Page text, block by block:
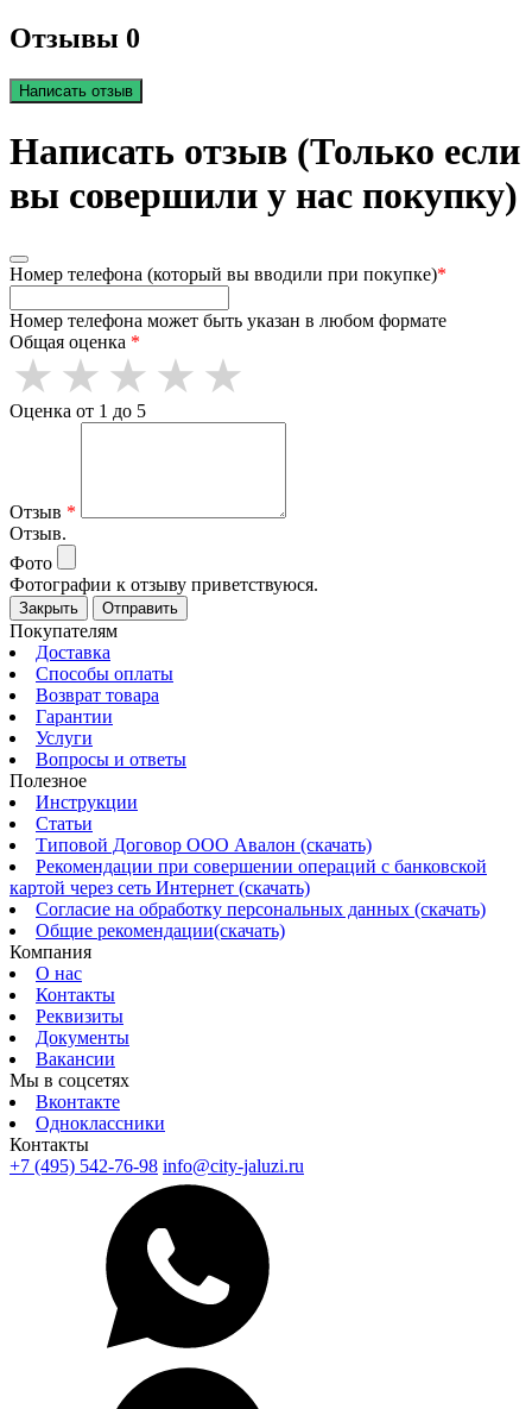
Отзывы 0
Написать отзыв
Написать отзыв (Только если
вы совершили у нас покупку)
Номер телефона (который вы вводили при покупке)*
Номер телефона может быть указан в любом формате
Общая оценка *
Оценка от 1 до 5
Отзыв *
Отзыв.
Фото
Фотографии к отзыву приветствуюся.
Закрыть Отправить
Покупателям
Доставка
Способы оплаты
Возврат товара
Гарантии
Услуги
Вопросы и ответы
Полезное
Инструкции
Статьи
Типовой Договор ООО Авалон (скачать)
Рекомендации при совершении операций с банковской
картой через сеть Интернет (скачать)
Согласие на обработку персональных данных (скачать)
Общие рекомендации(скачать)
Компания
О нас
Контакты
Реквизиты
Документы
Вакансии
Мы в соцсетях
Вконтакте
Одноклассники
Контакты
+7 (495) 542-76-98 info@city-jaluzi.ru